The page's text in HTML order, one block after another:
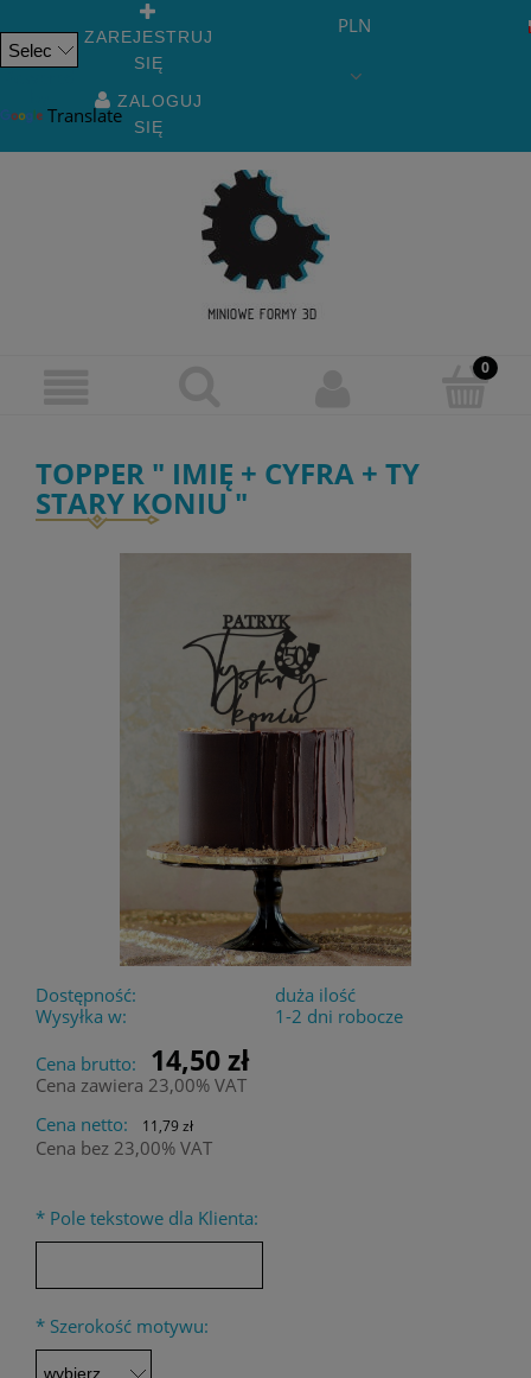
Translate
ZAREJESTRUJ
SIĘ
ZALOGUJ
SIĘ
PLN
TOPPER " IMIĘ + CYFRA + TY
STARY KONIU "
Dostępność:
duża ilość
Wysyłka w:
1-2 dni robocze
Cena brutto:
14,50 zł
Cena zawiera 23,00% VAT
Cena netto:
11,79 zł
Cena bez 23,00% VAT
* Pole tekstowe dla Klienta:
* Szerokość motywu: